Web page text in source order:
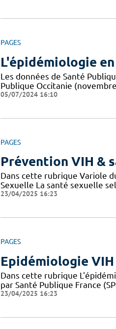
PAGES
L'épidémiologie
Les données de Santé
Publique Occitanie
05/07/2024 16:10
PAGES
Prévention VIH &
Dans cette rubrique Variole
Sexuelle La santé sexuelle
23/04/2025 16:23
PAGES
Epidémiologie
Dans cette rubrique
par Santé Publique France
23/04/2025 16:23